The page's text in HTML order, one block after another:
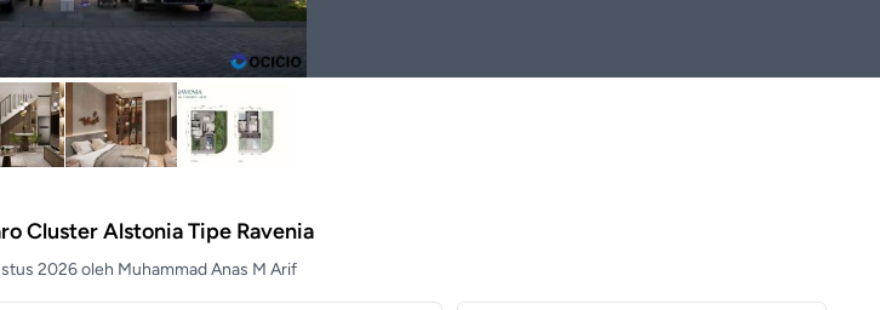
Cluster Alstonia Tipe Ravenia
2026 oleh Muhammad Anas M Arif